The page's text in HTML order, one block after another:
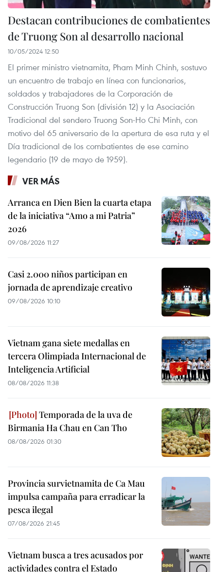
Destacan contribuciones de combatientes
de Truong Son al desarrollo nacional
10/05/2024 12:50
El primer ministro vietnamita, Pham Minh Chinh, sostuvo
un encuentro de trabajo en línea con funcionarios,
soldados y trabajadores de la Corporación de
Construcción Truong Son (división 12) y la Asociación
Tradicional del sendero Truong Son-Ho Chi Minh, con
motivo del 65 aniversario de la apertura de esa ruta y el
Día tradicional de los combatientes de ese camino
legendario (19 de mayo de 1959).
VER MÁS
Arranca en Dien Bien la cuarta etapa
de la iniciativa “Amo a mi Patria”
2026
09/08/2026 11:27
Casi 2.000 niños participan en
jornada de aprendizaje creativo
09/08/2026 10:10
Vietnam gana siete medallas en
tercera Olimpiada Internacional de
Inteligencia Artificial
08/08/2026 11:38
Temporada de la uva de
Birmania Ha Chau en Can Tho
08/08/2026 01:30
Provincia survietnamita de Ca Mau
impulsa campaña para erradicar la
pesca ilegal
07/08/2026 21:45
Vietnam busca a tres acusados por
actividades contra el Estado